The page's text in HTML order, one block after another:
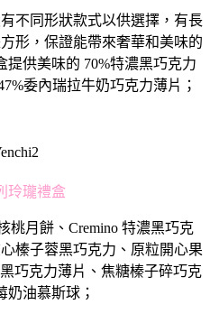
不同形狀款式以供選擇，有長
形，保證能帶來奢華和美味的
供美味的 70%特濃黑巧克力
委內瑞拉牛奶巧克力薄片；
玲瓏禮盒
桃月餅、Cremino 特濃黑巧克
榛子蓉黑巧克力、原粒開心果
巧克力薄片、焦糖榛子碎巧克
奶油慕斯球；